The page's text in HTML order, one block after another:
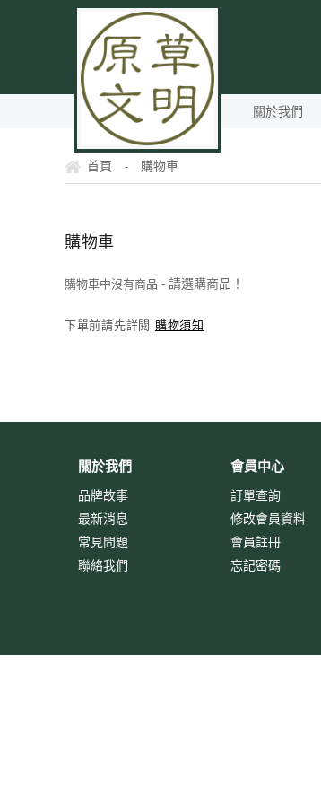
關於我們
首頁 - 購物車
購物車
購物車中沒有商品 - 請選購商品！
下單前請先詳閱 購物須知
關於我們
品牌故事
最新消息
常見問題
聯絡我們
會員中心
訂單查詢
修改會員資料
會員註冊
忘記密碼